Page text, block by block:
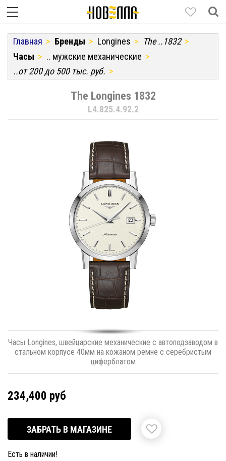
Главная Бренды Longines
The ..1832
Часы
.. мужские механические
..от 200 до 500 тыс. руб.
The Longines 1832
L4.825.4.92.2
Часы Longines, швейцарские механические с автоподзаводом в
стальном корпусе 40мм на кожаном ремне с серебристым
циферблатом
234,400 руб
ЗАБРАТЬ В МАГАЗИНЕ
Есть в наличии!